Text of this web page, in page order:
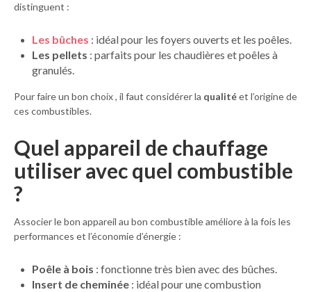
distinguent :
Les bûches : idéal pour les foyers ouverts et les poêles.
Les pellets : parfaits pour les chaudières et poêles à
granulés.
Pour faire un bon choix , il faut considérer la qualitéet l’origine de
ces combustibles.
Quel appareil de chauffage
utiliser avec quel combustible
?
Associer le bon appareil au bon combustible améliore à la fois les
performances et l’économie d’énergie :
Poêle à bois : fonctionne très bien avec des bûches.
Insert de cheminée : idéal pour une combustion